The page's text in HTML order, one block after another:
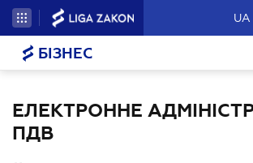
UA
БІЗНЕС
ЕЛЕКТРОННЕ
ПДВ